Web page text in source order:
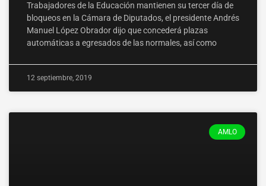
Trabajadores de la Educación mantienen su tercer día de
bloqueos en la Cámara de Diputados, el presidente Andrés
Manuel López Obrador dijo que concederá plazas
automáticas a egresados de las normales, así como
12 septiembre, 2019
AMLO